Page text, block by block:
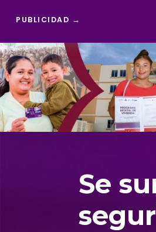
PUBLICIDAD →
Reproductor
de
vídeo
Se